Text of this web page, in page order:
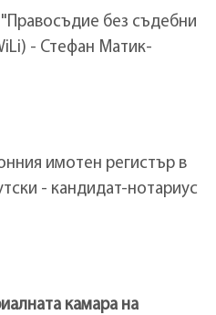
"Правосъдие без съдебни
- Стефан Матик-
имотен регистър в
- кандидат-нотариус
камара на